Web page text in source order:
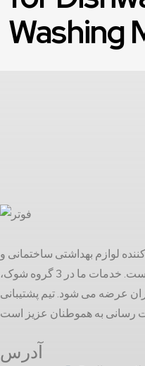
Washing
تولیدکننده لوازم بهداشتی ساختمانی و
تاسیسات ساختمانی در بازار ایران است. خدمات ما در 3 گروه شوک،
عرضه می شود. تیم پشتیبانی
آدرس